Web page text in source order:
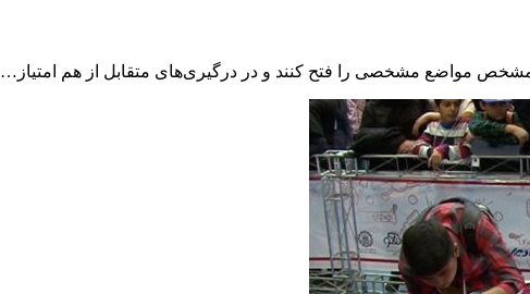
مواضع مشخصی را فتح کنند و در درگیری‌های متقابل از هم امتیاز…